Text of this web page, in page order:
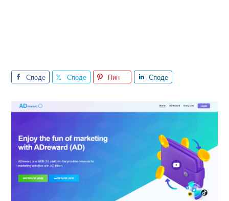
Споде
Споде
Пин
Споде